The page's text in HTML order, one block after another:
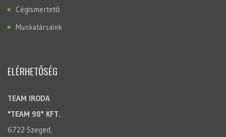
Cégismertető
Munkatársaink
ELÉRHETŐSÉG
TEAM IRODA
"TEAM 98" KFT.
6722 Szeged,